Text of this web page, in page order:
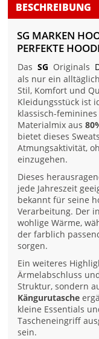
BESCHREIBUNG
SG MARKEN
PERFEKTE
Das SG Originals
als nur ein
Stil, Komfort und
Kleidungsstück ist
klassisch-
Materialmix aus
bietet dieses
Atmungsaktivität,
einzugehen.
Dieses
jede Jahreszeit
bekannt für seine
Verarbeitung. Der
wohlige Wärme,
der farblich
sorgen.
Ein weiteres
Ärmelabschluss
Struktur, sondern
Kängurutasche
kleine Essentials
Tascheneingriff
sein.